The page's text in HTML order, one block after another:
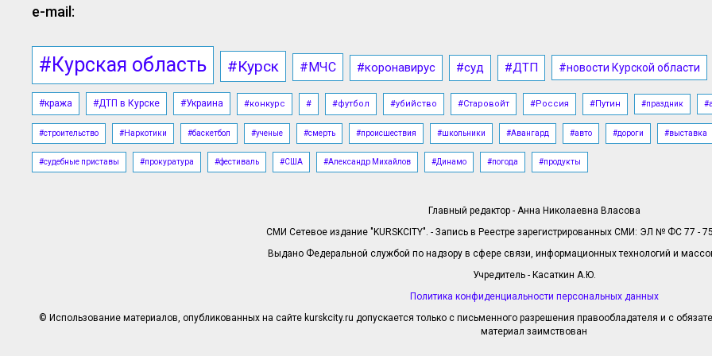
e-mail:
#Курская область #Курск #МЧС #коронавирус #суд #ДТП #новости Курской области
#кража #ДТП в Курске #Украина #конкурс # #футбол #убийство #Старовойт #Россия #Путин #праздник
#строительство #Наркотики #баскетбол #ученые #смерть #происшествия #школьники #Авангард #авто #дороги #выставка
#судебные приставы #прокуратура #фестиваль #США #Александр Михайлов #Динамо #погода #продукты
Главный редактор - Анна Николаевна Власова
СМИ Сетевое издание "KURSKCITY". - Запись в Реестре зарегистрированных СМИ: ЭЛ № ФС 77 -
Выдано Федеральной службой по надзору в сфере связи, информационных технологий и
Учредитель - Касаткин А.Ю.
Политика конфиденциальности персональных данных
© Использование материалов, опубликованных на сайте kurskcity.ru допускается только с письменного разрешения правообладателя и с
материал заимствован